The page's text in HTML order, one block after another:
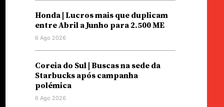
Honda | Lucros mais que duplicam
entre Abril a Junho para 2.500 ME
6 Ago 2026
Coreia do Sul | Buscas na sede da
Starbucks após campanha
polémica
6 Ago 2026